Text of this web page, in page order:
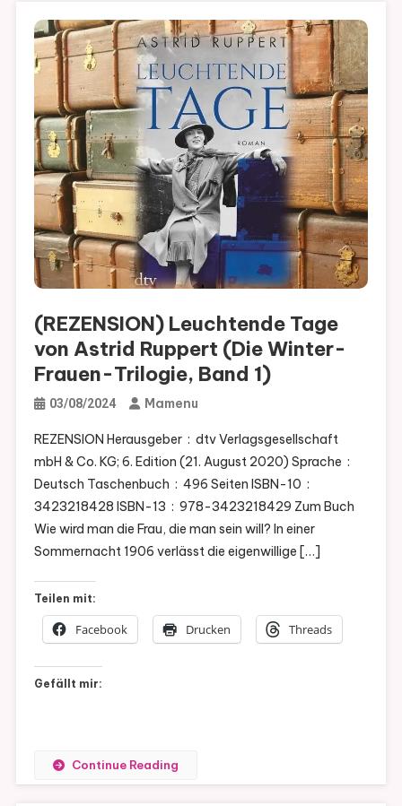
(REZENSION) Leuchtende Tage
von Astrid Ruppert (Die Winter-
Frauen-Trilogie, Band 1)
03/08/2024 Mamenu
REZENSION Herausgeber ‏ : ‎ dtv Verlagsgesellschaft
mbH & Co. KG; 6. Edition (21. August 2020) Sprache ‏ : ‎
Deutsch Taschenbuch ‏ : ‎ 496 Seiten ISBN-10 ‏ : ‎
3423218428 ISBN-13 ‏ : ‎ 978-3423218429 Zum Buch
Wie wird man die Frau, die man sein will? In einer
Sommernacht 1906 verlässt die eigenwillige […]
Teilen mit:
Facebook Drucken Threads
Gefällt mir:
Continue Reading